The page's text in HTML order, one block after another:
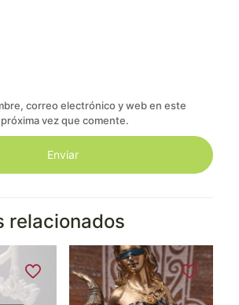
correo electrónico y web en este
vez que comente.
relacionados